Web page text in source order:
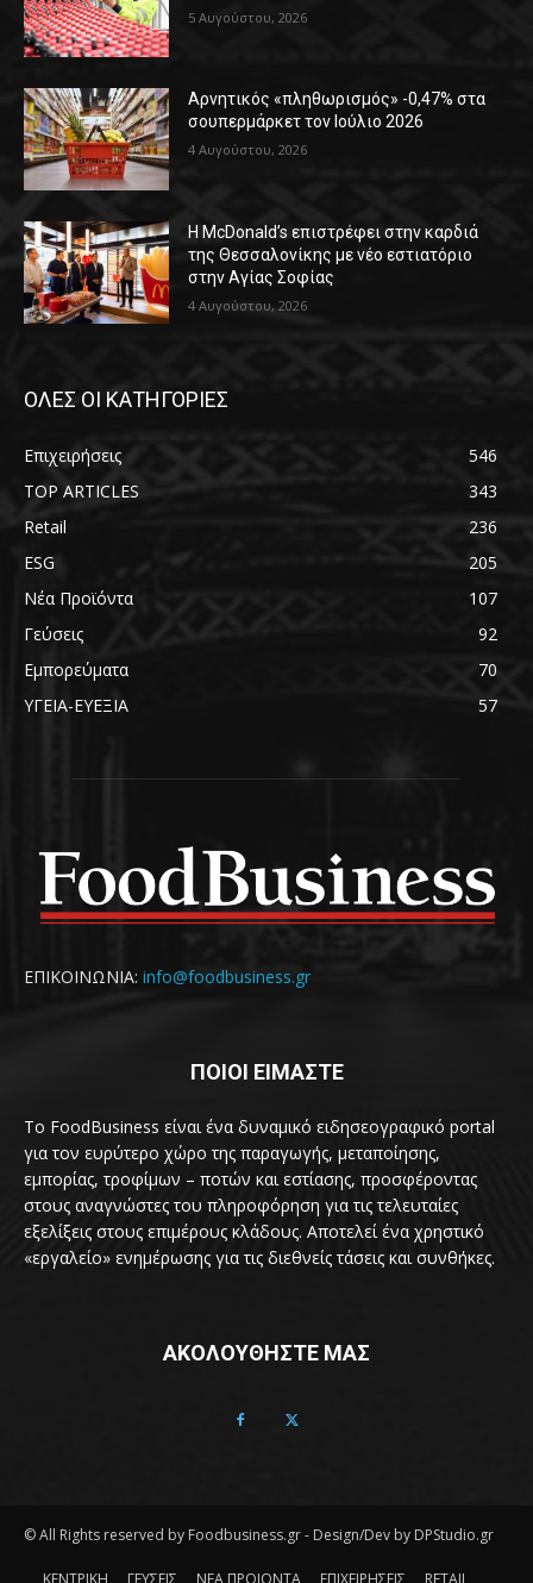
5 Αυγούστου, 2026
Αρνητικός «πληθωρισμός» -0,47% στα
σουπερμάρκετ τον Ιούλιο 2026
4 Αυγούστου, 2026
Η McDonald’s επιστρέφει στην καρδιά
της Θεσσαλονίκης με νέο εστιατόριο
στην Αγίας Σοφίας
4 Αυγούστου, 2026
ΟΛΕΣ ΟΙ ΚΑΤΗΓΟΡΙΕΣ
Επιχειρήσεις
546
TOP ARTICLES
343
Retail
236
ESG
205
Νέα Προϊόντα
107
Γεύσεις
92
Εμπορεύματα
70
ΥΓΕΙΑ-ΕΥΕΞΙΑ
57
ΕΠΙΚΟΙΝΩΝΙΑ: info@foodbusiness.gr
ΠΟΙΟΙ ΕΙΜΑΣΤΕ
Το FoodBusiness είναι ένα δυναμικό ειδησεογραφικό portal
για τον ευρύτερο χώρο της παραγωγής, μεταποίησης,
εμπορίας, τροφίμων – ποτών και εστίασης, προσφέροντας
στους αναγνώστες του πληροφόρηση για τις τελευταίες
εξελίξεις στους επιμέρους κλάδους. Αποτελεί ένα χρηστικό
«εργαλείο» ενημέρωσης για τις διεθνείς τάσεις και συνθήκες.
ΑΚΟΛΟΥΘΗΣΤΕ ΜΑΣ
© All Rights reserved by Foodbusiness.gr - Design/Dev by DPStudio.gr